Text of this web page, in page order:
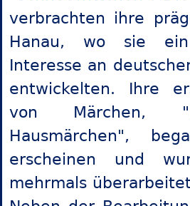
verbrachten ihre
Hanau, wo sie ein
Interesse an
entwickelten. Ihre
von Märchen,
Hausmärchen",
erscheinen und
mehrmals